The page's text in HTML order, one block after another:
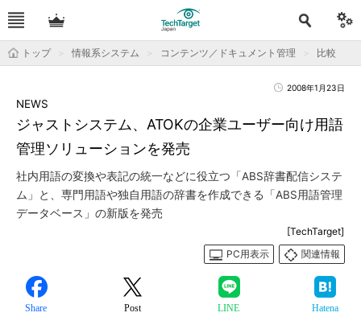
トップ 情報系システム コンテンツ／ドキュメント管理 比較
2008年1月23日
ジャストシステム、ATOKの企業ユーザー向け用語
管理ソリューションを発売
NEWS
社内用語の変換や表記の統一などに役立つ「ABS辞書配信システ
ム」と、専門用語や独自用語の辞書を作成できる「ABS用語管理
データベース」の新版を発売
[TechTarget]
PC用表示
関連情報
Share Post LINE Hatena